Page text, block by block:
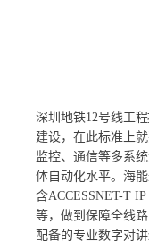
深圳地铁12号线工
建设，在此标准上
监控、通信等多系
体自动化水平。海
含ACCESSNET-T
等，做到保障全线
配备的专业数字对